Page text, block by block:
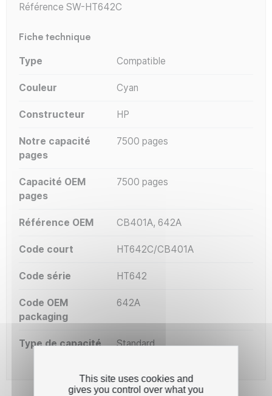
Référence SW-HT642C
Fiche technique
Type Compatible
Couleur Cyan
Constructeur HP
Notre capacité
pages
7500 pages
Capacité OEM
pages
7500 pages
Référence OEM CB401A, 642A
Code court HT642C/CB401A
Code série HT642
Code OEM
packaging
642A
Type de capacité Standard
This site uses cookies and
gives you control over what you